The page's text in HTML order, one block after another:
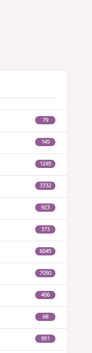
79
145
1245
3332
923
373
6045
7050
406
68
951